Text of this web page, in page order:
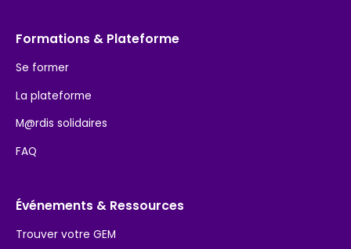
Formations & Plateforme
Se former
La plateforme
M@rdis solidaires
FAQ
Événements & Ressources
Trouver votre GEM